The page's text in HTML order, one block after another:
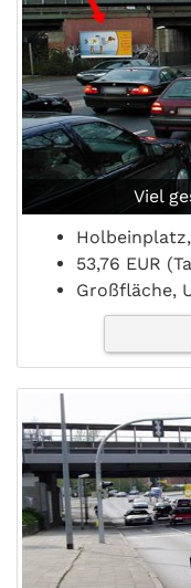
Viel
53,76 EUR
Großfläche,